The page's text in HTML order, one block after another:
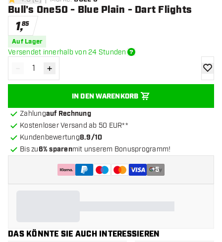
4 Bewertungssterne
Bull's One50 - Blue Plain - Dart Flights
1,85
Auf Lager
Versendet innerhalb von 24 Stunden
Menge verringern
- Menge erhöhen
+
IN DEN WARENKORB
Zur
Zahlungauf Rechnung
Kostenloser Versand ab 50 EUR**
Kundenbewertung8.9/10
Bis zu6% sparenmit unserem Bonusprogramm!
+5
DAS KÖNNTE SIE AUCH INTERESSIEREN